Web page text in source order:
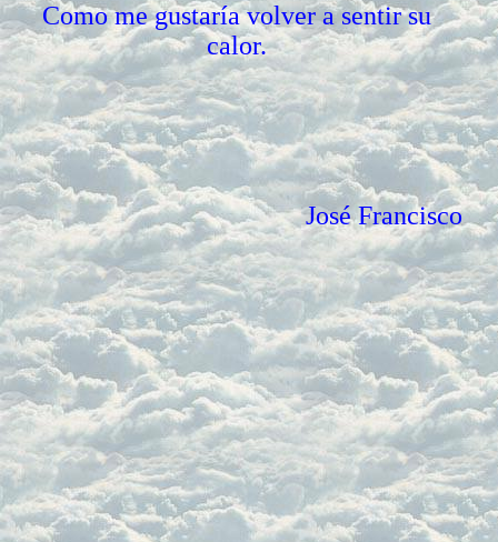
Como me gustaría volver a sentir su
calor.
José Francisco